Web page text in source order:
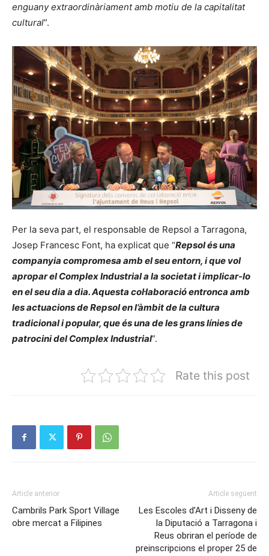
enguany extraordinàriament amb motiu de la capitalitat
cultural”.
Per la seva part, el responsable de Repsol a Tarragona,
Josep Francesc Font, ha explicat que “Repsol és una
companyia compromesa amb el seu entorn, i que vol
apropar el Complex Industrial a la societat i implicar-lo
en el seu dia a dia. Aquesta col·laboració entronca amb
les actuacions de Repsol en l’àmbit de la cultura
tradicional i popular, que és una de les grans línies de
patrocini del Complex Industrial”.
Rate this post
Article anterior
Cambrils Park Sport Village
obre mercat a Filipines
Article següent
Les Escoles d’Art i Disseny de
la Diputació a Tarragona i
Reus obriran el període de
preinscripcions el proper 25 de